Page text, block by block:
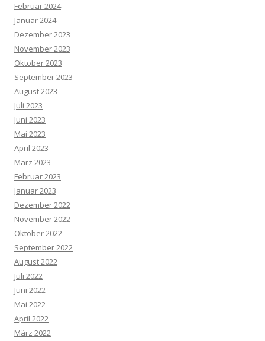
Februar 2024
Januar 2024
Dezember 2023
November 2023
Oktober 2023
September 2023
August 2023
Juli 2023
Juni 2023
Mai 2023
April 2023
März 2023
Februar 2023
Januar 2023
Dezember 2022
November 2022
Oktober 2022
September 2022
August 2022
Juli 2022
Juni 2022
Mai 2022
April 2022
März 2022